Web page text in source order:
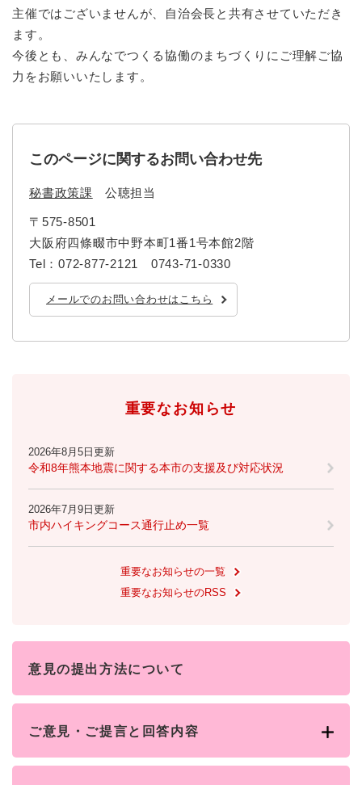
主催ではございませんが、自治会長と共有させていただき
ます。
今後とも、みんなでつくる協働のまちづくりにご理解ご協
力をお願いいたします。
このページに関するお問い合わせ先
秘書政策課 公聴担当
〒575-8501
大阪府四條畷市中野本町1番1号本館2階
Tel：072-877-2121 0743-71-0330
メールでのお問い合わせはこちら
重要なお知らせ
2026年8月5日更新
令和8年熊本地震に関する本市の支援及び対応状況
2026年7月9日更新
市内ハイキングコース通行止め一覧
重要なお知らせの一覧
重要なお知らせのRSS
意見の提出方法について
ご意見・ご提言と回答内容